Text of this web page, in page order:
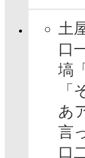
土
口
塙
「
あ
言
口